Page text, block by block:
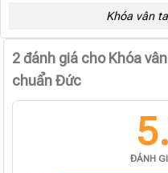
Khóa vân
2 đánh giá choKhóa
chuẩn Đức
ĐÁNH